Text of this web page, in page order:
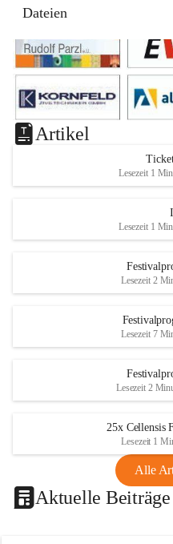
Dateien
Artikel
Lesezeit 1
Lesezeit 1
Lesezeit 2
Lesezeit 7
Lesezeit 2
25x Cellensis
Lesezeit 1
Alle
Aktuelle Beiträge